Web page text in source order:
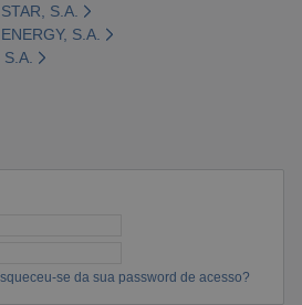
S.A.
S.A.
se da sua password de acesso?